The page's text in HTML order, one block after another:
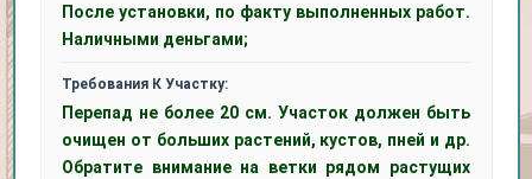
После установки, по факту выполненных работ.
Наличными деньгами;
Требования К Участку:
Перепад не более 20 см. Участок должен быть
очищен от больших растений, кустов, пней и др.
Обратите внимание на ветки рядом растущих